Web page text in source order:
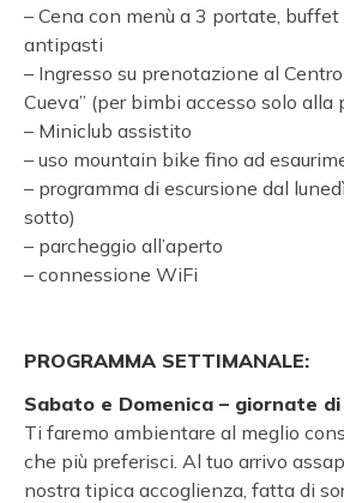
– Cena con menù a 3 portate, buffet
antipasti
– Ingresso su prenotazione al
Cueva” (per bimbi accesso solo alla
– Miniclub assistito
– uso mountain bike fino ad
– programma di escursione dal
sotto)
– parcheggio all’aperto
– connessione WiFi
PROGRAMMA SETTIMANALE:
Sabato e Domenica – giornate
Ti faremo ambientare al meglio
che più preferisci. Al tuo arrivo
nostra tipica accoglienza, fatta di